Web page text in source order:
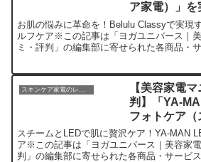
ア家電）」を
直感想
お肌の悩みに革命を！Belulu Classyで実現
ルフケア※この記事は「ヨガユニバース｜
ミ・評判」の編集部に寄せられた各商品・
【美容家電
判】「YA-
フォトケア（
を実際に使
スチームとLEDで肌に贅沢ケア！YA-MAN
ア※この記事は「ヨガユニバース｜美容家
判」の編集部に寄せられた各商品・サービ